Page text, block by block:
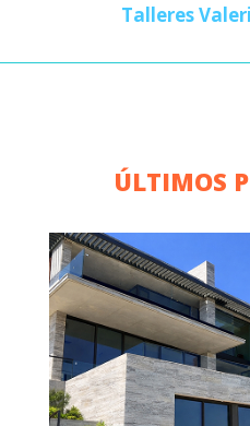
Talleres
ÚLTIMOS